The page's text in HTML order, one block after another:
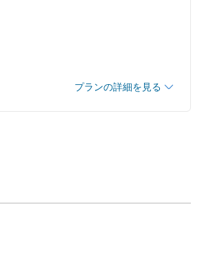
ブル装花
プランの詳細を見る
～10月撮影の場合は、プラン料金
ます